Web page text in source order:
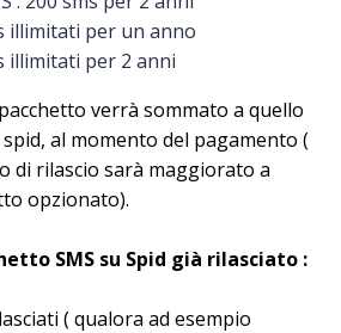
illimitati per un anno
illimitati per 2 anni
verrà sommato a quello
al momento del pagamento (
di rilascio sarà maggiorato a
opzionato).
SMS su Spid già rilasciato :
( qualora ad esempio